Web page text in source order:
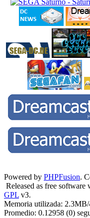
Powered by PHPFusion.
Released as free
GPL v3.
Memoria utilizada: 2.3MB/
Promedio: 0.12958 (0)